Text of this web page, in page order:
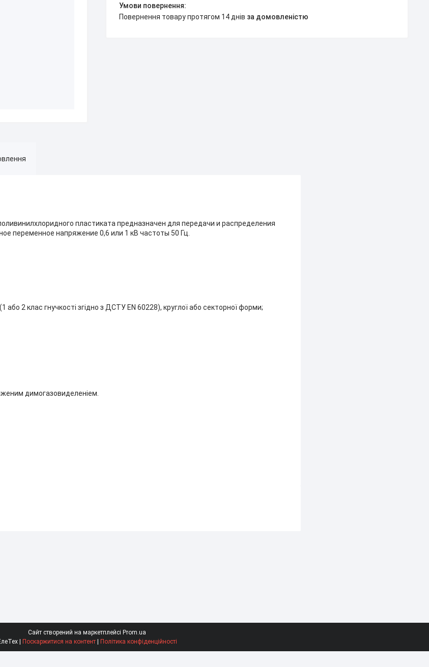
повернення товару протягом 14 днів за домовленістю
пластиката предназначен для передачи и распределения
переменное напряжение 0,6 или 1 кВ частоты 50 Гц.
2 клас гнучкості згідно з ДСТУ EN 60228), круглої або секторної форми;
димогазовиделеніем.
Сайт створений на маркетплейсі Prom.ua
ЕлеТех | Поскаржитися на контент | Політика конфіденційності